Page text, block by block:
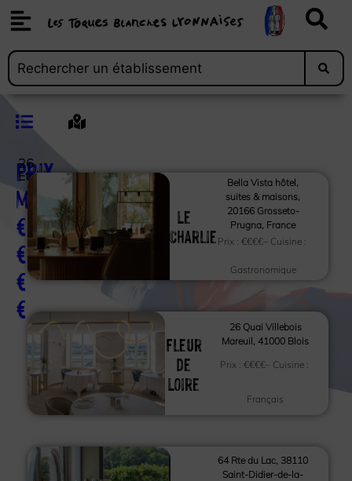
Prix
moyen :
€
€
€
€
26
Etablissements
Le
Charlie
Bella Vista hôtel,
suites & maisons,
20166 Grosseto-
Prugna, France
Prix : €€€€– Cuisine :
Gastronomique
Fleur
de
Loire
26 Quai Villebois
Mareuil, 41000 Blois
Prix : €€€€– Cuisine :
Français
64 Rte du Lac, 38110
Saint-Didier-de-la-